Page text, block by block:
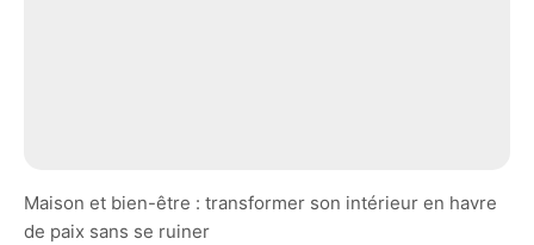
Maison et bien-être : transformer son intérieur en havre
de paix sans se ruiner